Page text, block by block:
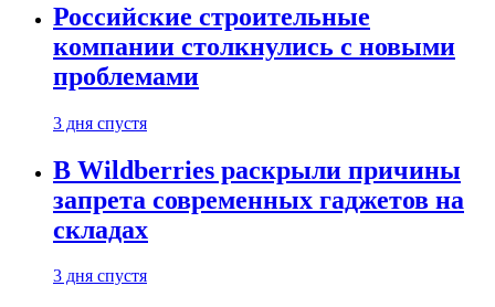
Российские строительные
компании столкнулись с новыми
проблемами
3 дня спустя
В Wildberries раскрыли причины
запрета современных гаджетов на
складах
3 дня спустя